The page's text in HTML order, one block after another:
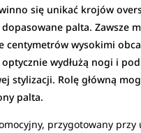
się unikać krojów
palta. Zawsze
centymetrów wysokimi
wydłużą nogi i
stylizacji. Rolę główną
palta.
przygotowany